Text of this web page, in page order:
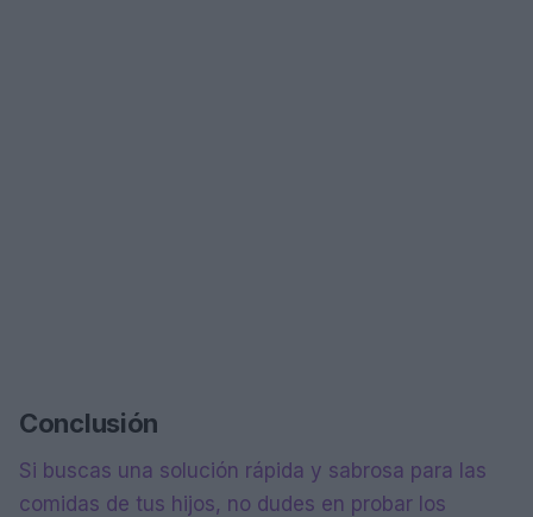
Conclusión
Si buscas una solución rápida y sabrosa para las
comidas de tus hijos, no dudes en probar los